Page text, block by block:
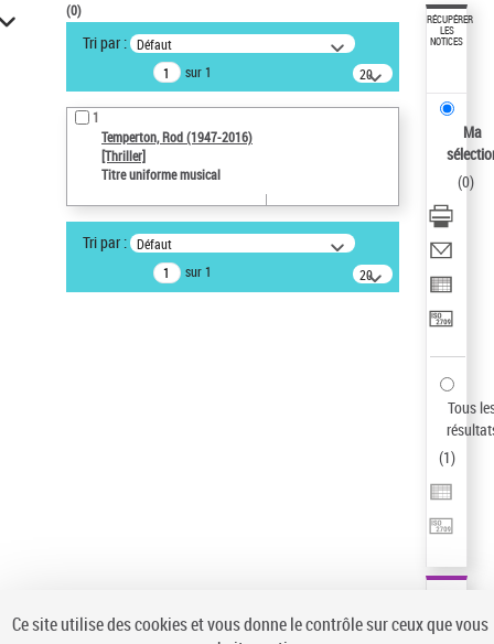
VOTRE RECHERCHE
Recherche avancée dans les
notices d’autorité
Œuvres liées à l'auteur :
Temperton, Rod (1947-2016)
Auteur d’œuvre
ne s'applique pas
Statut de la notice d’autorité
(0)
Tri par : Défaut
sur 1
20
résultats/page
1
Temperton, Rod (1947-2016)
[Thriller]
Titre uniforme musical
Tri par : Défaut
sur 1
20
résultats/page
RÉCUPÉRER
LES
NOTICES
Ma
(0)
Tous
(1)
Ce site utilise des cookies et vous donne le contrôle sur ceux que vous